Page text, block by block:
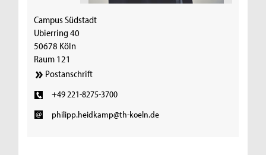
Campus Südstadt
Ubierring 40
50678 Köln
Raum 121
Postanschrift
+49 221-8275-3700
philipp.heidkamp@th-koeln.de